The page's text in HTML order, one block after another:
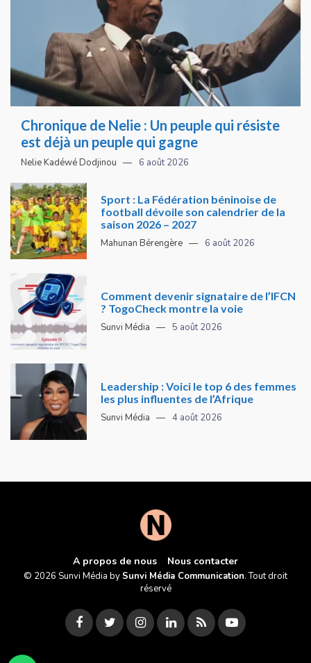
Chronique de Nelie : Un peuple qui résiste
est déjà un peuple qui gagne
Nelie Kadéwé Dodjinou 6 août 2026
Sport : La Fédération béninoise de
football dévoile son calendrier de la
saison 2026 – 2027
Mahunan Bérengère 6 août 2026
Comment devenir signataire de l’IFCN
? TogoCheck montre la voie
Sunvi Média 5 août 2026
Leadership : Voici le top 6 des femmes
les plus influentes de l’Afrique
Sunvi Média 4 août 2026
A propos de nous Nous contacter
© 2026 Sunvi Média by Sunvi Média Communication. Tout droit
réservé